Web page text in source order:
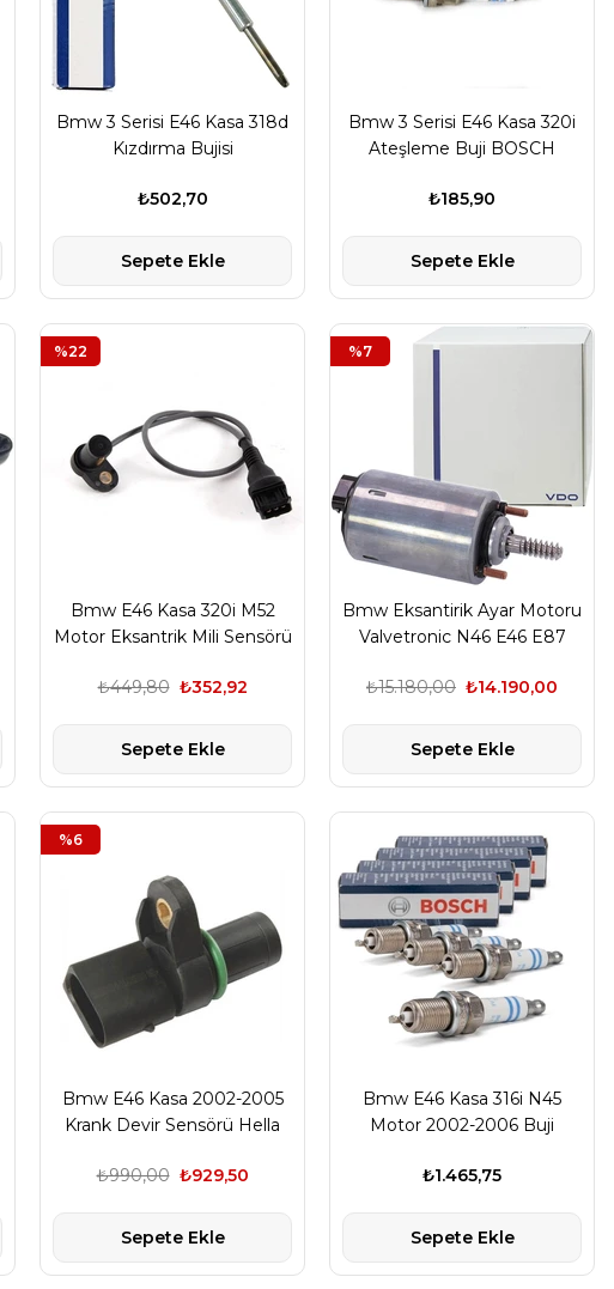
Bmw 3 Serisi E46 Kasa 318d
Kızdırma Bujisi
₺502,70
Sepete Ekle
Bmw 3 Serisi E46 Kasa 320i
Ateşleme Buji BOSCH
₺185,90
Sepete Ekle
Bmw E46 Kasa 320i M52
Motor Eksantrik Mili Sensörü
₺352,92
₺449,80
Sepete Ekle
%22
Bmw Eksantirik Ayar Motoru
Valvetronic N46 E46 E87
₺14.190,00
₺15.180,00
Sepete Ekle
%7
Bmw E46 Kasa 2002-2005
Krank Devir Sensörü Hella
₺929,50
₺990,00
Sepete Ekle
%6
Bmw E46 Kasa 316i N45
Motor 2002-2006 Buji
12120032135
₺1.465,75
Sepete Ekle